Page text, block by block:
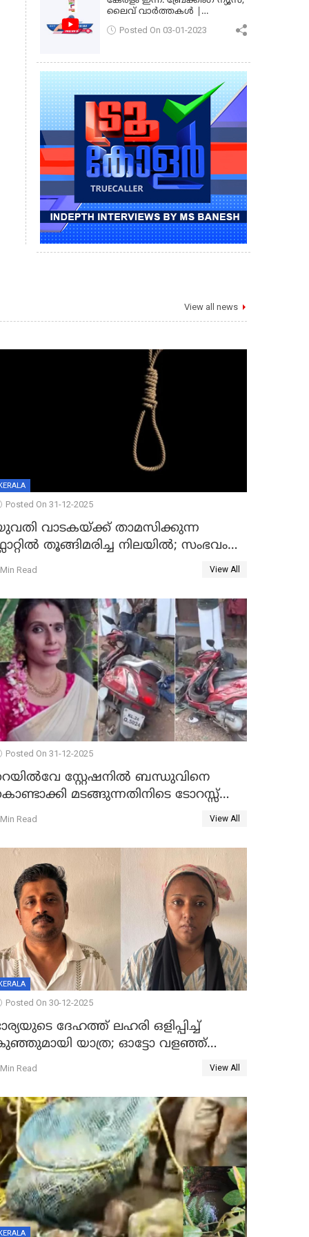
ലൈവ് വാർത്തകൾ |
Posted On 03-01-2023
View all news
KERALA
Posted On 31-12-2025
വാടകയ്ക്ക് താമസിക്കുന്ന
തൂങ്ങിമരിച്ച നിലയില്‍; സംഭവം
Read View All
Posted On 31-12-2025
സ്റ്റേഷനിൽ ബന്ധുവിനെ
മടങ്ങുന്നതിനിടെ ടോറസ്സ്
സ്കൂട്ടറിൽ ഇടിച്ചു : യുവതിക്ക്
Read View All
KERALA
Posted On 30-12-2025
ദേഹത്ത് ലഹരി ഒളിപ്പിച്ച്
യാത്ര; ഓട്ടോ വളഞ്ഞ്
പിടികൂടി പൊലീസ്
Read View All
KERALA